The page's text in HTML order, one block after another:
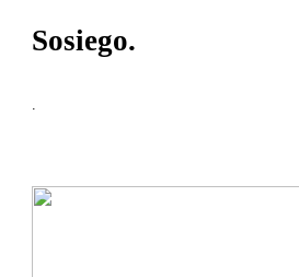
Sosiego.